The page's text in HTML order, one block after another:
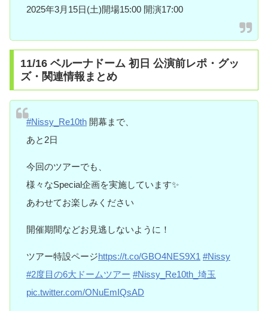
2025年3月15日(土)開場15:00 開演17:00
11/16 ベルーナドーム 初日 公演前レポ・グッ
ズ・関連情報まとめ
#Nissy_Re10th 開幕まで、
あと2日
今回のツアーでも、
様々なSpecial企画を実施しています✨
あわせてお楽しみください
開催期間などお見逃しないように！
ツアー特設ページhttps://t.co/GBO4NES9X1 #Nissy
#2度目の6大ドームツアー #Nissy_Re10th_埼玉
pic.twitter.com/ONuEmIQsAD